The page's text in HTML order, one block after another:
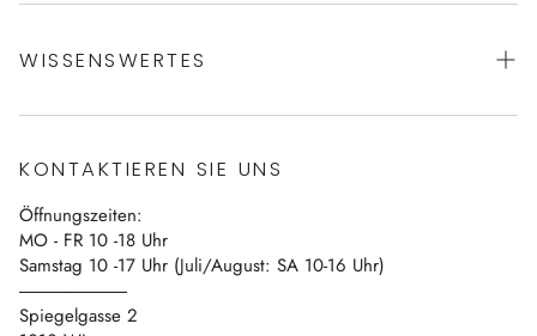
Datenschutz
Impressum
Vertrag widerrufen
WISSENSWERTES
Blog
Kontakt
KONTAKTIEREN SIE UNS
Öffnungszeiten:
MO - FR 10 -18 Uhr
Samstag 10 -17 Uhr (Juli/August: SA 10-16 Uhr)
------------------------------
Spiegelgasse 2